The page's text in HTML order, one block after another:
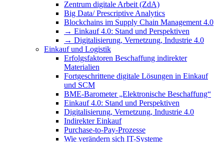
Zentrum digitale Arbeit (ZdA)
Big Data/ Prescriptive Analytics
Blockchains im Supply Chain Management 4.0
→ Einkauf 4.0: Stand und Perspektiven
→ Digitalisierung, Vernetzung, Industrie 4.0
Einkauf und Logistik
Erfolgsfaktoren Beschaffung indirekter
Materialien
Fortgeschrittene digitale Lösungen in Einkauf
und SCM
BME-Barometer „Elektronische Beschaffung“
Einkauf 4.0: Stand und Perspektiven
Digitalisierung, Vernetzung, Industrie 4.0
Indirekter Einkauf
Purchase-to-Pay-Prozesse
Wie verändern sich IT-Systeme